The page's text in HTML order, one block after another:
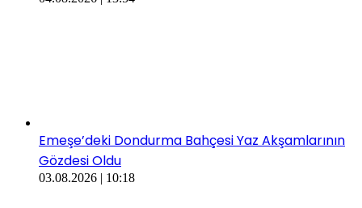
​​Emeşe’deki Dondurma Bahçesi Yaz Akşamlarının
Gözdesi Oldu
03.08.2026 | 10:18